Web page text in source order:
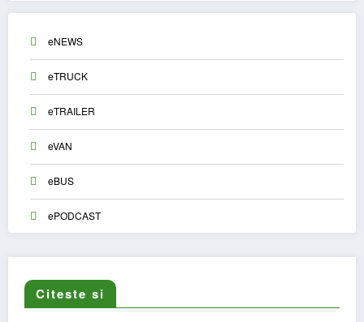
eNEWS
eTRUCK
eTRAILER
eVAN
eBUS
ePODCAST
Citeste si